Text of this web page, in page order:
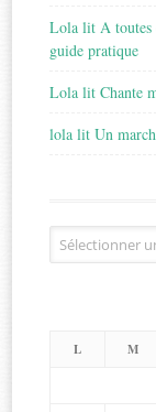
Lola lit A toutes
guide pratique
Lola lit Chante
lola lit Un
Archives
L M